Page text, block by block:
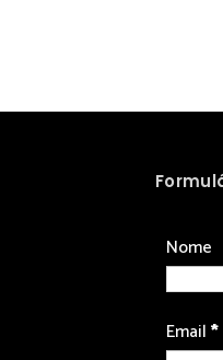
Nome
Email*